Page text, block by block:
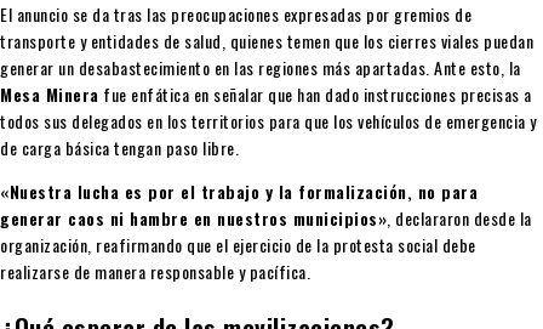
El anuncio se da tras las preocupaciones expresadas por gremios de
transporte y entidades de salud, quienes temen que los cierres viales puedan
generar un desabastecimiento en las regiones más apartadas. Ante esto, la
Mesa Minera fue enfática en señalar que han dado instrucciones precisas a
todos sus delegados en los territorios para que los vehículos de emergencia y
de carga básica tengan paso libre.
«Nuestra lucha es por el trabajo y la formalización, no para
generar caos ni hambre en nuestros municipios», declararon desde la
organización, reafirmando que el ejercicio de la protesta social debe
realizarse de manera responsable y pacífica.